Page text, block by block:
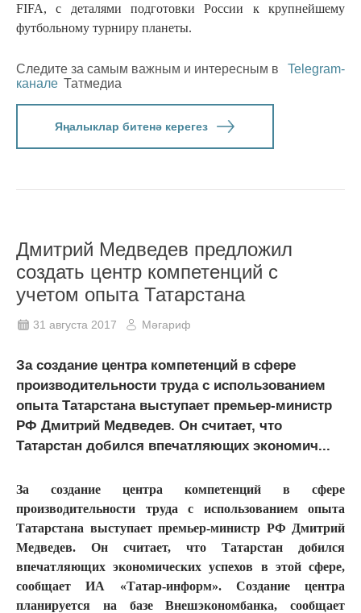
FIFA, с деталями подготовки России к крупнейшему
футбольному турниру планеты.
Следите за самым важным и интересным в
Telegram-
канале Татмедиа
Яңалыклар битенә керегез
Дмитрий Медведев предложил
создать центр компетенций с
учетом опыта Татарстана
31 августа 2017 Мәгариф
За создание центра компетенций в сфере
производительности труда с использованием
опыта Татарстана выступает премьер-министр
РФ Дмитрий Медведев. Он считает, что
Татарстан добился впечатляющих экономич...
За создание центра компетенций в сфере
производительности труда с использованием опыта
Татарстана выступает премьер-министр РФ Дмитрий
Медведев. Он считает, что Татарстан добился
впечатляющих экономических успехов в этой сфере,
сообщает ИА «Татар-информ». Создание центра
планируется на базе Внешэкономбанка, сообщает